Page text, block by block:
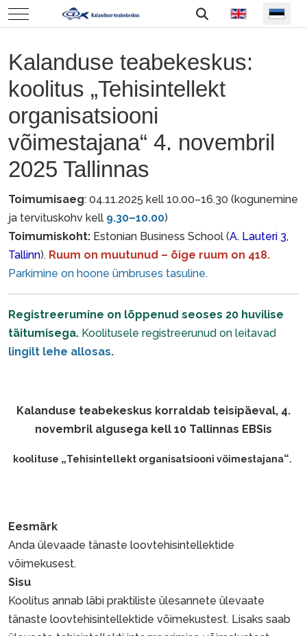
Mobile Menu Toggle Vali keel
Kalanduse teabekeskus:
koolitus „Tehisintellekt
organisatsiooni
võimestajana“ 4. novembril
2025 Tallinnas
Toimumisaeg: 04.11.2025 kell 10.00–16.30 (kogunemine
ja tervituskohv kell 9.30–10.00)
Toimumiskoht: Estonian Business School (A. Lauteri 3,
Tallinn). Ruum on muutunud – õige ruum on 418.
Parkimine on hoone ümbruses tasuline.
Registreerumine on lõppenud seoses 20 huvilise
täitumisega. Koolitusele registreerunud on leitavad
lingilt lehe allosas.
Kalanduse teabekeskus korraldab teisipäeval, 4.
novembril algusega kell 10 Tallinnas EBSis
koolituse „Tehisintellekt organisatsiooni võimestajana“.
Eesmärk
Anda ülevaade tänaste loovtehisintellektide
võimekusest.
Sisu
Koolitus annab läbi praktiliste ülesannete ülevaate
tänaste loovtehisintellektide võimekustest. Lisaks saab